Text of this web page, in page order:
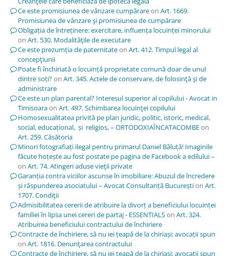
Ce este promisiunea de vânzare cumpărareon Art. 1669.
Promisiunea de vânzare şi promisiunea de cumpărare
Obligația de întreținere: exercitare, influența locuinței minorului
on Art. 530. Modalităţile de executare
Ce este prezumția de paternitateon Art. 412. Timpul legal al
concepţiunii
Poate fi închiriată o locuință proprietate comună doar de unul
dintre soți?on Art. 345. Actele de conservare, de folosinţă şi de
administrare
Ce este un plan parental? Interesul superior al copilului - Avocat in
Timisoaraon Art. 497. Schimbarea locuinţei copilului
Homosexualitatea privită pe plan juridic, politic, istoric, medical,
social, educațional, și religios, – ORTODOXIAÎNCATACOMBEon
Art. 259. Căsătoria
Minori fotografiați ilegal pentru primarul Daniel Băluță! Imaginile
făcute hoțește au fost postate pe pagina de Facebook a edilului –
on Art. 74. Atingeri aduse vieţii private
Garanția contra viciilor ascunse în imobiliare: Abuzul de încredere
și răspunderea asociatului – Avocat Consultanță Bucureștion Art.
1707. Condiţii
Admisibilitatea cererii de atribuire la divorț a beneficiului locuinței
familiei în lipsa unei cereri de partaj - ESSENTIALSon Art. 324.
Atribuirea beneficiului contractului de închiriere
Contracte de închiriere, să nu iei țeapă de la chiriași; avocații spun
on Art. 1816. Denunţarea contractului
Contracte de închiriere, să nu iei țeapă de la chiriași; avocații spun